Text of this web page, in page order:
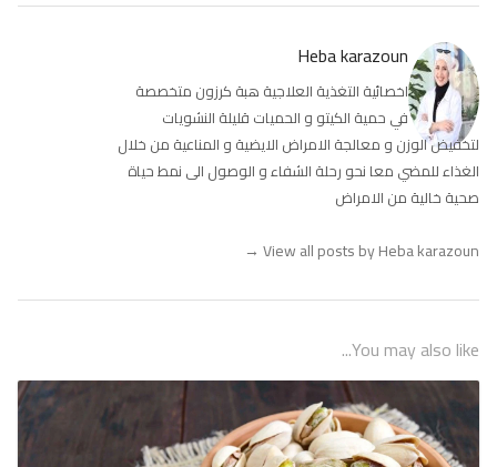
Heba karazoun
اخصائية التغذية العلاجية هبة كرزون متخصصة
في حمية الكيتو و الحميات قليلة النشويات
لتخفيض الوزن و معالجة الامراض الايضية و المناعية من خلال
الغذاء للمضي معا نحو رحلة الشفاء و الوصول الى نمط حياة
صحية خالية من الامراض
View all posts by Heba karazoun
→
You may also like...